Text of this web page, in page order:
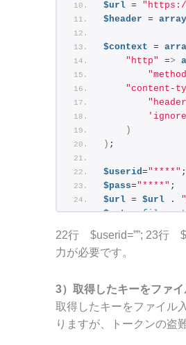
$url =
$header = array
$context =
"http"
=>
"content-
)
) ;
$userid="****" ;
$pass="****" ;
$url = $url .
$out =
if((int)
$result
$controller
} else
{
throw new
22行 $userid=””; 23行
力が必要です。
3）取得したキーをファ
取得したキーをファイル
りますが、トークンの盗